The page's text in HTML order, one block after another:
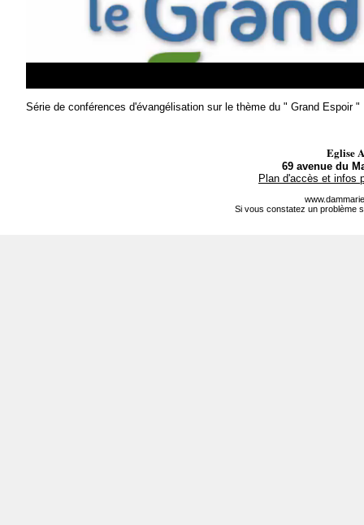
Série de conférences d'évangélisation sur le thème du " Grand Espoir "
Eglise
69 avenue du
Plan d'accès et infos
Si vous constatez un problème